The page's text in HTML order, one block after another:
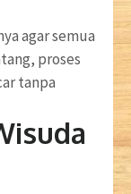
agar semua
proses
tanpa